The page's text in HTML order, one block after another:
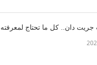
جريت دان.. كل ما تحتاج لمعرفته